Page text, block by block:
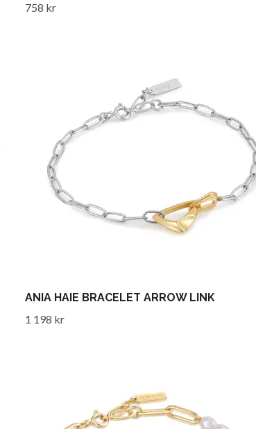
758 kr
ANIA HAIE BRACELET ARROW LINK
1 198 kr